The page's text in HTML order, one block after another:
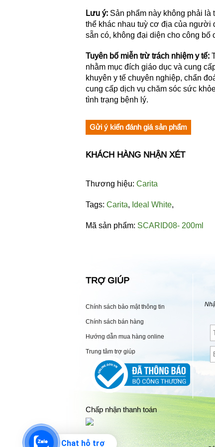
Lưu ý: Sản phẩm này không phải là
thể khác nhau tuỳ cơ địa của người
sẵn có, không đại diện cho công bố
Tuyên bố miễn trừ trách nhiệm y tế:
nhằm mục đích giáo dục và cung
khuyên y tế chuyên nghiệp, chẩn
cung cấp dịch vụ chăm sóc sức
tình trạng bệnh lý.
Gửi ý kiến đánh giá sản phẩm
KHÁCH HÀNG NHẬN XÉT
Thương hiệu: Carita
Tags: Carita, Ideal White,
Mã sản phẩm: SCARID08- 200ml
TRỢ GIÚP
Chính sách bảo mật thông tin
Chính sách bán hàng
Hướng dẫn mua hàng online
Trung tâm trợ giúp
Chấp nhận thanh toán
Chat hỗ trợ